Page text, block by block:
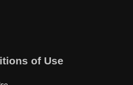
of Use